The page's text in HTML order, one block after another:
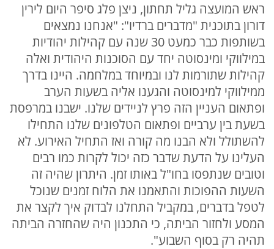
ראש המועצה גליל תחתון, ניצן פלג סיפר היום לירין
דורון בתוכנית "מדברים ברדיו": "אנחנו נמצאים
בשותפות כבר כמעט 30 שנה עם קהילות יהודיות
במילווקי ומינסוטה יחד עם הסוכנות היהודית ואלה
קהילות שתורמות לנו ובמיוחד במלחמה. היינו בדרך
ממילווקי למינסוטה והגענו אליה בשעות הערב
ופתאום העניין הזה פרץ לניידים שלנו. ישבנו במרפסת
בשעת בין ערביים ופתאום הטלפונים שלנו התחילו
להשתולל ולא הבנו מה קורה ואז התחיל האירוע. לא
העלינו על הדעת שדבר כזה יכול לקרות כמו רבים
וטובים שנתפסו בחו"ל באותו זמן. היתרון שהיה זה
השעות ההפוכות והתאמנו את הלוח זמנים שנוכל
לטפל בדברים, במקביל התחלנו לבדוק איך לקצר את
המסע ולחזור הביתה, כי התכנון היה שהחזרה הביתה
תהיה רק בסוף השבוע".